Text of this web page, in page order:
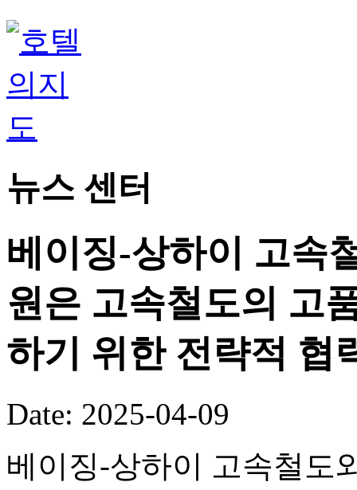
뉴스 센터
베이징-상하이 고속
원은 고속철도의 고
하기 위한 전략적 협
Date: 2025-04-09
베이징-상하이 고속철도